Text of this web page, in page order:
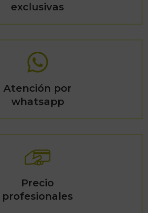
exclusivas
Atención por
whatsapp
Precio
profesionales